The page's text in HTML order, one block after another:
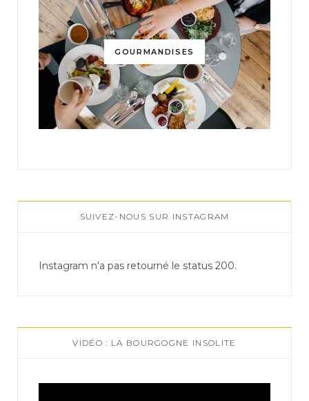
GOURMANDISES
SUIVEZ-NOUS SUR INSTAGRAM
Instagram n'a pas retourné le status 200.
VIDÉO : LA BOURGOGNE INSOLITE